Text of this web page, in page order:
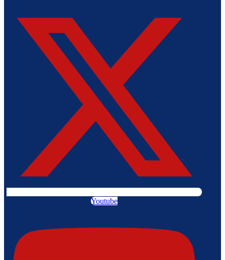
Youtube